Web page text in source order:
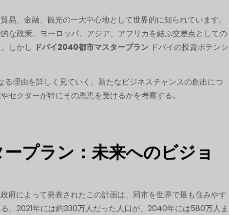
、金融、観光の一大中心地として世界的に知られています。
な政策、ヨーロッパ、アジア、アフリカを結ぶ交差点としての
しかし ドバイ2040都市マスタープラン ドバイの投資ポテンシ
理由を詳しく見ていく。新たなビジネスチャンスの創出につ
セクターが特にその恩恵を受けるかを考察する。
プラン：未来へのビジョ
府によって発表されたこの計画は、同市を世界で最も住みやす
。2021年には約330万人だった人口が、2040年には580万人ま